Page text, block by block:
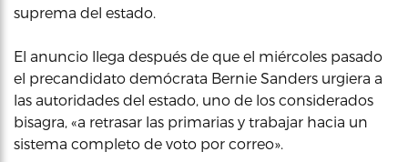
suprema del estado.
El anuncio llega después de que el miércoles pasado
el precandidato demócrata Bernie Sanders urgiera a
las autoridades del estado, uno de los considerados
bisagra, «a retrasar las primarias y trabajar hacia un
sistema completo de voto por correo».